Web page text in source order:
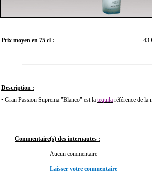
Prix moyen en 75 cl : 43
Description :
• Gran Passion Suprema "Blanco" est la tequila référence de la
Commentaire(s) des internautes :
Aucun commentaire
Laisser votre commentaire